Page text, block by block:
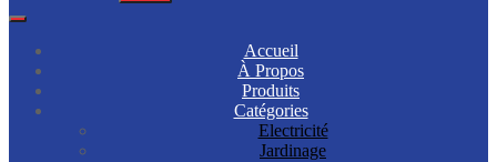
Accueil
À Propos
Produits
Catégories
Electricité
Jardinage